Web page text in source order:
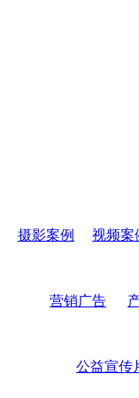
摄影案例 视频案
营销广告
公益宣传